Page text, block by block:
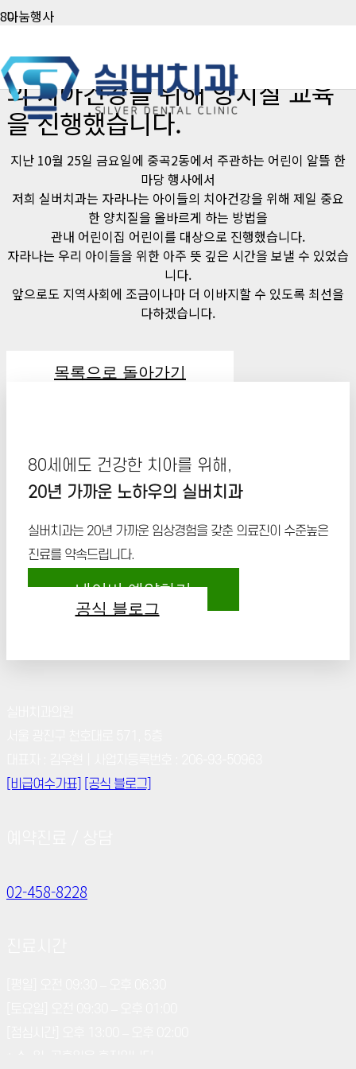
나눔행사
어린이 알뜰 한마당에서 아이들
의 치아건강을 위해 양치질 교육
을 진행했습니다.
지난 10월 25일 금요일에 중곡2동에서 주관하는 어린이 알뜰 한
마당 행사에서
저희 실버치과는 자라나는 아이들의 치아건강을 위해 제일 중요
한 양치질을 올바르게 하는 방법을
관내 어린이집 어린이를 대상으로 진행했습니다.
자라나는 우리 아이들을 위한 아주 뜻 깊은 시간을 보낼 수 있었습
니다.
앞으로도 지역사회에 조금이나마 더 이바지할 수 있도록 최선을
다하겠습니다.
목록으로 돌아가기
80세에도 건강한 치아를 위해,
20년 가까운 노하우의 실버치과
실버치과는 20년 가까운 임상경험을 갖춘 의료진이 수준높은
진료를 약속드립니다.
네이버 예약하기
공식 블로그
[비급여수가표]
[공식 블로그]
02-458-8228